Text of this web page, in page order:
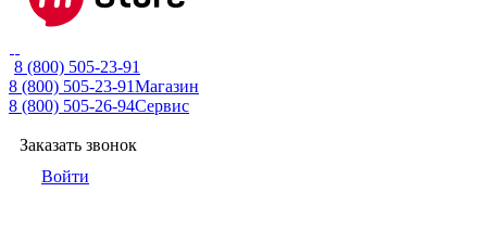
8 (800) 505-23-91
8 (800) 505-23-91Магазин
8 (800) 505-26-94Сервис
Заказать звонок
Войти